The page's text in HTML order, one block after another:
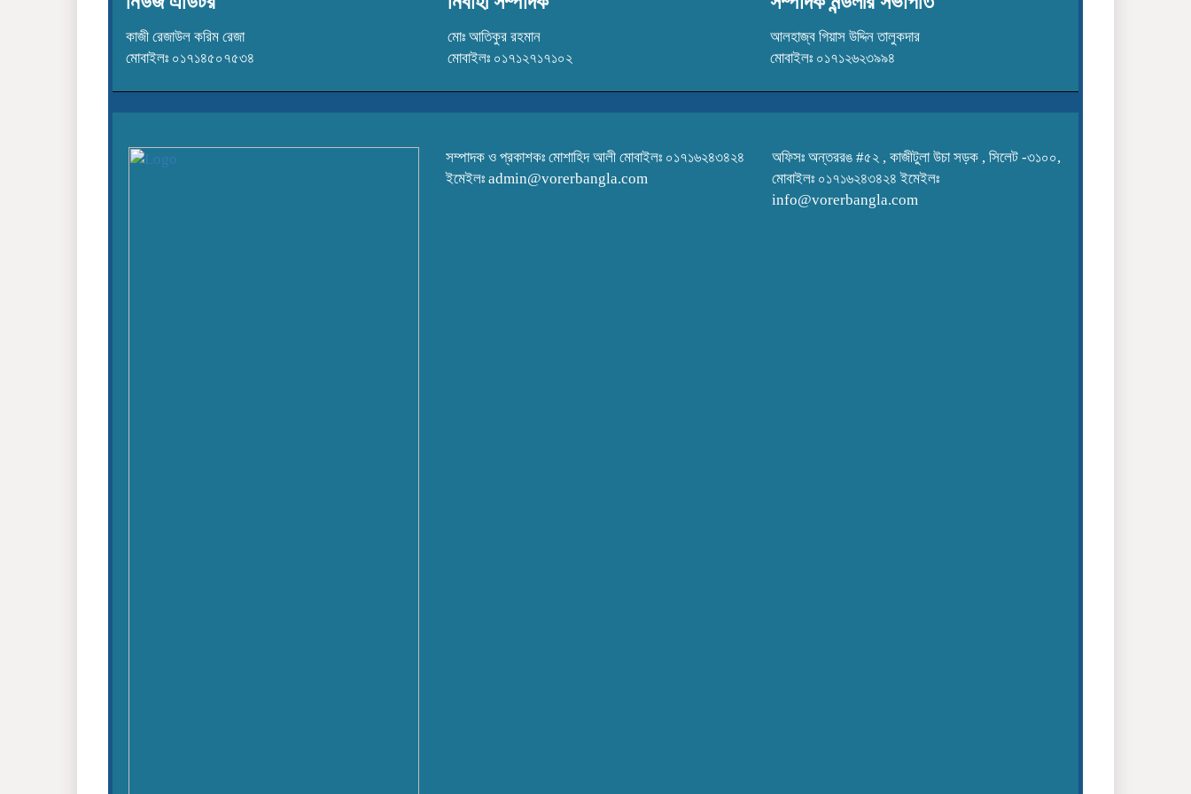
কাজী রেজাউল করিম রেজা
মোবাইলঃ ০১৭১৪৫০৭৫৩৪
মোঃ আতিকুর রহমান
মোবাইলঃ ০১৭১২৭১৭১০২
আলহাজ্ব গিয়াস উদ্দিন তালুকদার
মোবাইলঃ ০১৭১২৬২৩৯৯৪
সম্পাদক ও প্রকাশকঃ মোশাহিদ আলী মোবাইলঃ ০১৭১৬২৪৩৪২৪
ইমেইলঃ admin@vorerbangla.com
অফিসঃ অন্তররঙ #৫২ , কাজীটুলা উচা সড়ক , সিলেট -৩১০০,
মোবাইলঃ ০১৭১৬২৪৩৪২৪ ইমেইলঃ
info@vorerbangla.com